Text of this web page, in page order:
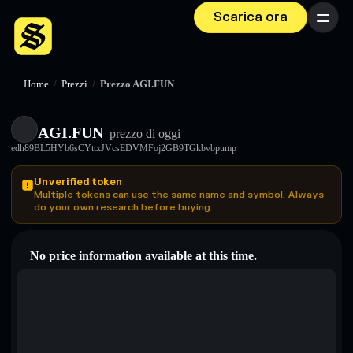
Scarica ora Menu
Home / Prezzi / Prezzo AGI.FUN
AGI.FUN prezzo di oggi
edh89BL5HYb6sCYttxJVcsEDVMFoj2GB9TGkbvbpump
Unverified token
Multiple tokens can use the same name and symbol. Always
do your own research before buying.
No price information available at this time.